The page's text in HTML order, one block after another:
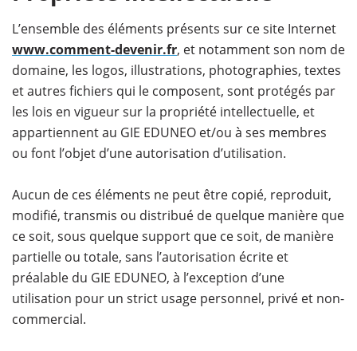
L’ensemble des éléments présents sur ce site Internet
www.comment-devenir.fr, et notamment son nom de
domaine, les logos, illustrations, photographies, textes
et autres fichiers qui le composent, sont protégés par
les lois en vigueur sur la propriété intellectuelle, et
appartiennent au GIE EDUNEO et/ou à ses membres
ou font l’objet d’une autorisation d’utilisation.
Aucun de ces éléments ne peut être copié, reproduit,
modifié, transmis ou distribué de quelque manière que
ce soit, sous quelque support que ce soit, de manière
partielle ou totale, sans l’autorisation écrite et
préalable du GIE EDUNEO, à l’exception d’une
utilisation pour un strict usage personnel, privé et non-
commercial.